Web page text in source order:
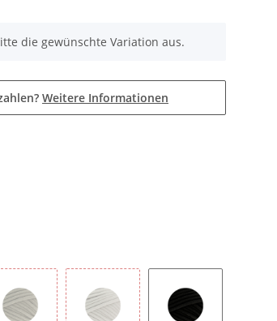
die gewünschte Variation aus.
Weitere Informationen